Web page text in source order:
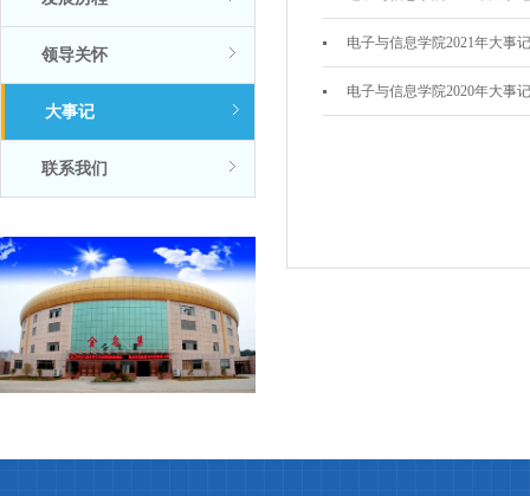
领导关怀
大事记
联系我们
电子与信息学院2021年大事记
电子与信息学院2020年大事记